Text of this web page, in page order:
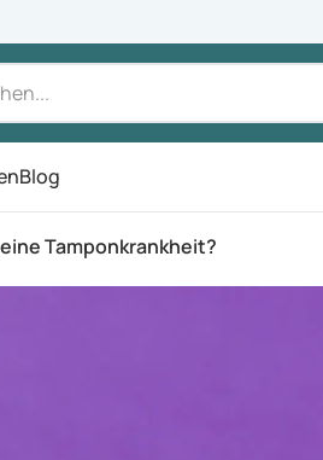
Blog
Tamponkrankheit?